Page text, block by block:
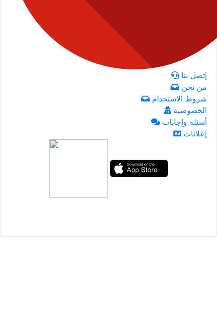
إتصل بنا
من نحن
شروط الاستخدام
الخصوصية
أسئلة وإجابات
إعلانات